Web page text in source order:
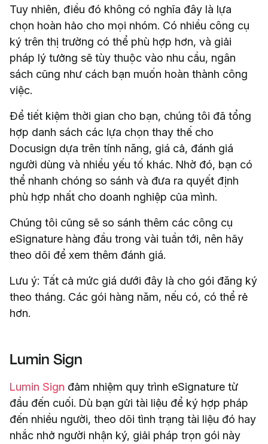
Tuy nhiên, điều đó không có nghĩa đây là lựa
chọn hoàn hảo cho mọi nhóm. Có nhiều công cụ
ký trên thị trường có thể phù hợp hơn, và giải
pháp lý tưởng sẽ tùy thuộc vào nhu cầu, ngân
sách cũng như cách bạn muốn hoàn thành công
việc.
Để tiết kiệm thời gian cho bạn, chúng tôi đã tổng
hợp danh sách các lựa chọn thay thế cho
Docusign dựa trên tính năng, giá cả, đánh giá
người dùng và nhiều yếu tố khác. Nhờ đó, bạn có
thể nhanh chóng so sánh và đưa ra quyết định
phù hợp nhất cho doanh nghiệp của mình.
Chúng tôi cũng sẽ so sánh thêm các công cụ
eSignature hàng đầu trong vài tuần tới, nên hãy
theo dõi để xem thêm đánh giá.
Lưu ý: Tất cả mức giá dưới đây là cho gói đăng ký
theo tháng. Các gói hàng năm, nếu có, có thể rẻ
hơn.
Lumin Sign
Lumin Sign đảm nhiệm quy trình eSignature từ
đầu đến cuối. Dù bạn gửi tài liệu để ký hợp pháp
đến nhiều người, theo dõi tình trạng tài liệu đó hay
nhắc nhở người nhận ký, giải pháp trọn gói này